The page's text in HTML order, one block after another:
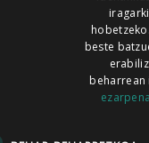
ALEA
hobetzeko.
beste
beharrean